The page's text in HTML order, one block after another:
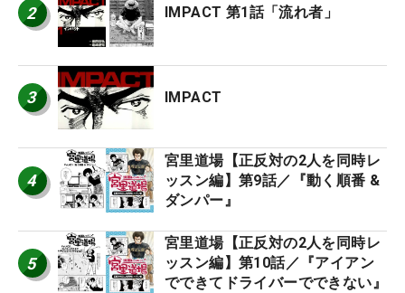
2 IMPACT 第1話「流れ者」
3 IMPACT
4
宮里道場【正反対の2人を同時レ
ッスン編】第9話／『動く順番 &
ダンパー』
5
宮里道場【正反対の2人を同時レ
ッスン編】第10話／『アイアン
でできてドライバーでできない』